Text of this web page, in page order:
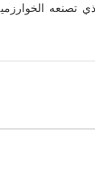
تصنعه